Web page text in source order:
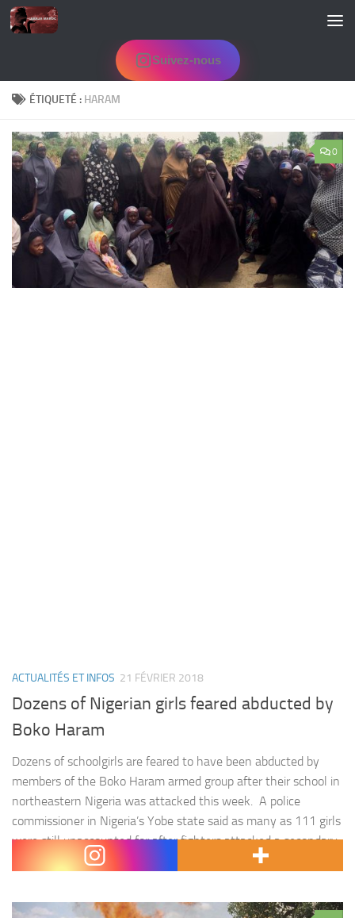
Skip to content
Suivez-nous
ÉTIQUETÉ : HARAM
0
ACTUALITÉS ET INFOS 21 FÉVRIER 2018
Dozens of Nigerian girls feared abducted by
Boko Haram
Dozens of schoolgirls are feared to have been abducted by
members of the Boko Haram armed group after their school in
northeastern Nigeria was attacked this week. A police
commissioner in Nigeria’s Yobe state said as many as 111 girls
were still unaccounted for after fighters attacked a secondary
school in the town of Dapchi on Monday, forcing…